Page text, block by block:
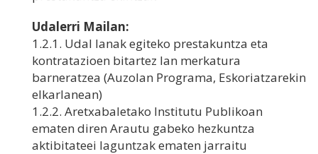
Udalerri Mailan:
1.2.1. Udal lanak egiteko prestakuntza eta
kontratazioen bitartez lan merkatura
barneratzea (Auzolan Programa, Eskoriatzarekin
elkarlanean)
1.2.2. Aretxabaletako Institutu Publikoan
ematen diren Arautu gabeko hezkuntza
aktibitateei laguntzak ematen jarraitu